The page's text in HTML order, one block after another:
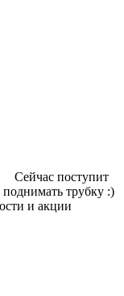
Сейчас поступит
трубку :)
и акции